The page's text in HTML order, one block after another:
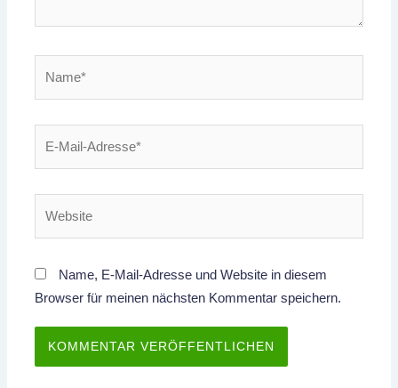
Name, E-Mail-Adresse und Website in diesem
Browser für meinen nächsten Kommentar speichern.